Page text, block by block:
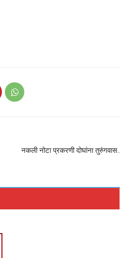
नकली नोटा प्रकरणी दोघांना तुरुंगवास..